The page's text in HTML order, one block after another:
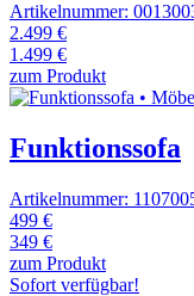
Artikelnummer:
2.499 €
1.499 €
zum Produkt
Funktionssofa
Artikelnummer:
499 €
349 €
zum Produkt
Sofort verfügbar!